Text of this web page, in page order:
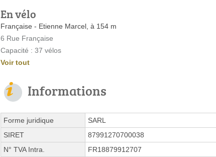
En vélo
Française - Etienne Marcel, à 154 m
6 Rue Française
Capacité : 37 vélos
Voir tout
Informations
Forme juridique
SARL
SIRET
87991270700038
N° TVA Intra.
FR18879912707